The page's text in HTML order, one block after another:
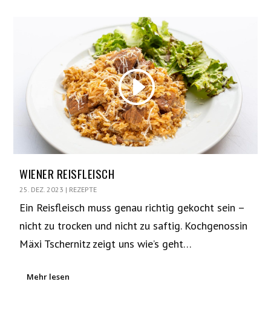
WIENER REISFLEISCH
25. DEZ. 2023 | REZEPTE
Ein Reisfleisch muss genau richtig gekocht sein –
nicht zu trocken und nicht zu saftig. Kochgenossin
Mäxi Tschernitz zeigt uns wie’s geht…
Mehr lesen